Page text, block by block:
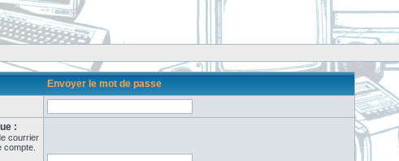
Envoyer le mot de passe
:
courrier
compte.